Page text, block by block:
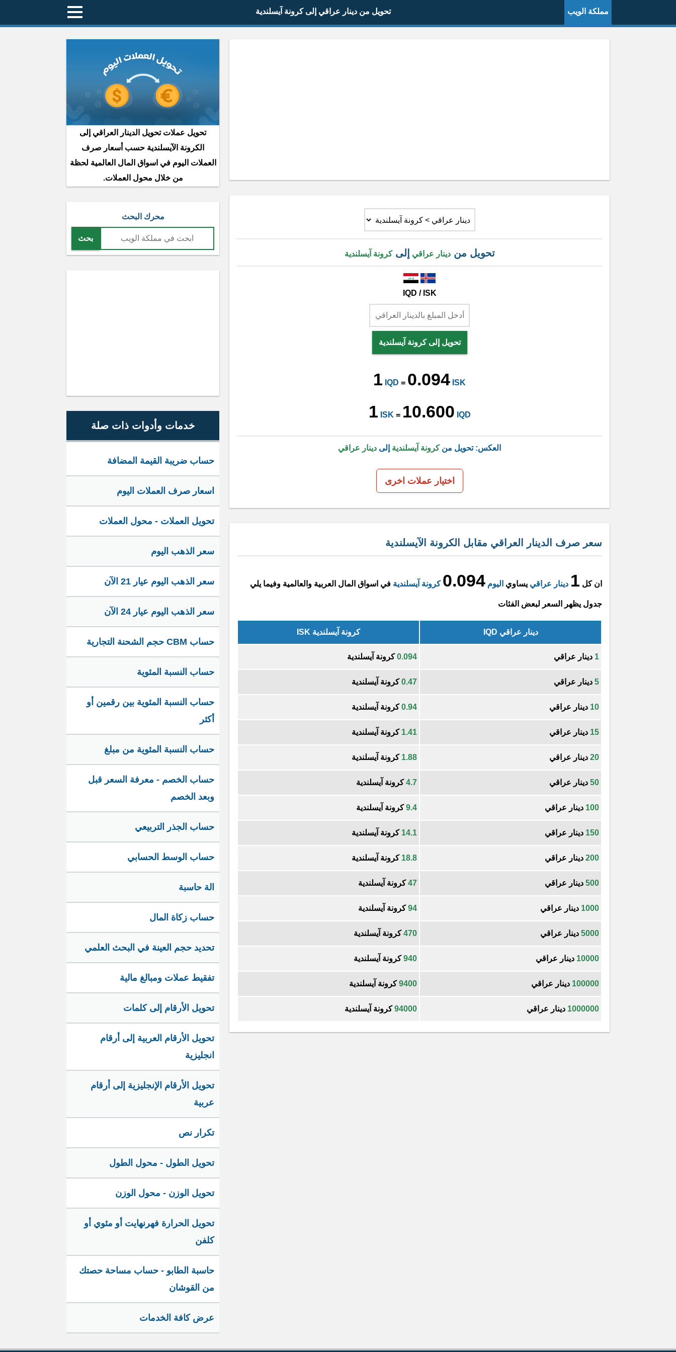
مملكة الويب تحويل من دينار عراقي إلى كرونة آيسلندية
تحويل مندينار عراقي إلىكرونة آيسلندية
IQD / ISK
تحويل إلى كرونة آيسلندية
1 IQD = 0.094 ISK
1 ISK = 10.600 IQD
العكس: تحويل منكرونة آيسلندية إلى دينار عراقي
اختيار عملات اخرى
سعر صرف الدينار العراقي مقابل الكرونة الآيسلندية
ان كل 1 دينار عراقي يساوي اليوم 0.094 كرونة آيسلندية في اسواق المال العربية والعالمية وفيما يلي
جدول يظهر السعر لبعض الفئات
دينار عراقي IQD كرونة آيسلندية ISK
1 دينار عراقي 0.094كرونة آيسلندية
5 دينار عراقي 0.47كرونة آيسلندية
10 دينار عراقي 0.94كرونة آيسلندية
15 دينار عراقي 1.41 كرونة آيسلندية
20 دينار عراقي 1.88 كرونة آيسلندية
50 دينار عراقي 4.7كرونة آيسلندية
100 دينار عراقي 9.4كرونة آيسلندية
150 دينار عراقي 14.1 كرونة آيسلندية
200 دينار عراقي 18.8 كرونة آيسلندية
500 دينار عراقي 47كرونة آيسلندية
1000 دينار عراقي 94كرونة آيسلندية
5000 دينار عراقي 470كرونة آيسلندية
10000 دينار عراقي 940كرونة آيسلندية
100000 دينار عراقي 9400كرونة آيسلندية
1000000 دينار عراقي 94000كرونة آيسلندية
تحويل عملات تحويل الدينار العراقي إلى
الكرونة الآيسلندية حسب أسعار صرف
العملات اليوم في اسواق المال العالمية لحظة
من خلال محول العملات.
محرك البحث
بحث
خدمات وأدوات ذات صلة
حساب ضريبة القيمة المضافة
اسعار صرف العملات اليوم
تحويل العملات - محول العملات
سعر الذهب اليوم
سعر الذهب اليوم عيار 21 الآن
سعر الذهب اليوم عيار 24 الآن
حساب CBM حجم الشحنة التجارية
حساب النسبة المئوية
حساب النسبة المئوية بين رقمين أو
أكثر
حساب النسبة المئوية من مبلغ
حساب الخصم - معرفة السعر قبل
وبعد الخصم
حساب الجذر التربيعي
حساب الوسط الحسابي
الة حاسبة
حساب زكاة المال
تحديد حجم العينة في البحث العلمي
تفقيط عملات ومبالغ مالية
تحويل الأرقام إلى كلمات
تحويل الأرقام العربية إلى أرقام
انجليزية
تحويل الأرقام الإنجليزية إلى أرقام
عربية
تكرار نص
تحويل الطول - محول الطول
تحويل الوزن - محول الوزن
تحويل الحرارة فهرنهايت أو مئوي أو
كلفن
حاسبة الطابو - حساب مساحة حصتك
من القوشان
عرض كافة الخدمات